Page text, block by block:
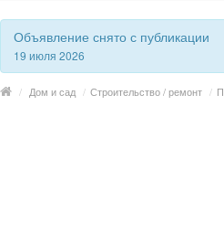
Объявление снято с публикации
19 июля 2026
/ Дом и сад / Строительство / ремонт /